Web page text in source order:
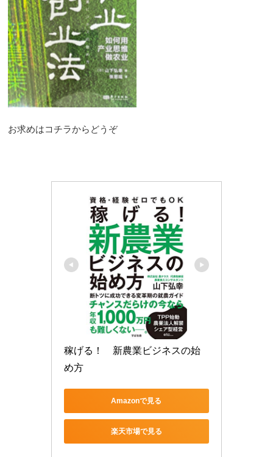
お求めはコチラからどうぞ
稼げる！　新農業ビジネスの始
め方
Amazonで見る
楽天市場で見る